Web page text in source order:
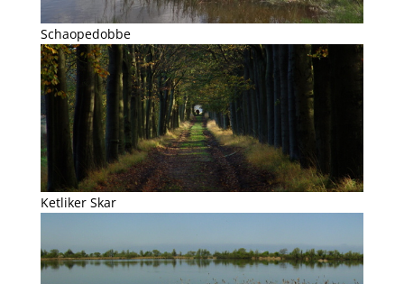
Schaopedobbe
Ketliker Skar